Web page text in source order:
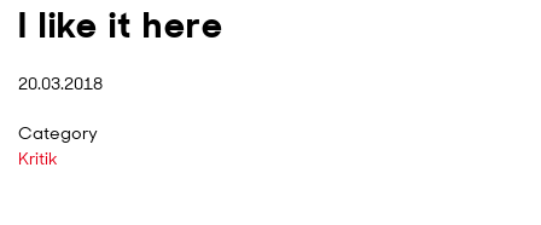
I like it here
20.03.2018
Category
Kritik